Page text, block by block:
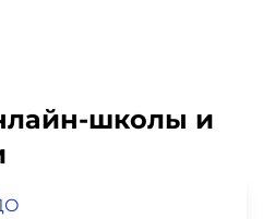
школы и